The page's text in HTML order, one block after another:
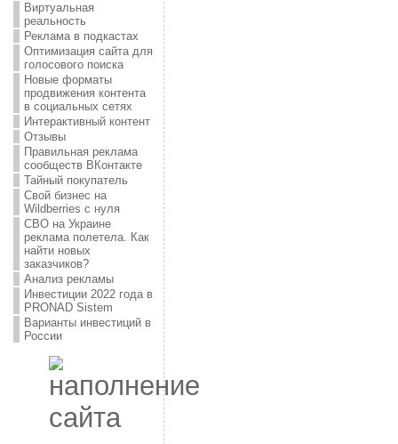
Виртуальная
реальность
Реклама в подкастах
Оптимизация сайта для
голосового поиска
Новые форматы
продвижения контента
в социальных сетях
Интерактивный контент
Отзывы
Правильная реклама
сообществ ВКонтакте
Тайный покупатель
Свой бизнес на
Wildberries с нуля
СВО на Украине
реклама полетела. Как
найти новых
заказчиков?
Анализ рекламы
Инвестиции 2022 года в
PRONAD Sistem
Варианты инвестиций в
России